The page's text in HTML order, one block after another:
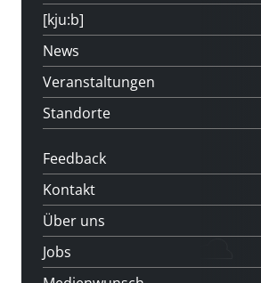
[kju:b]
News
Veranstaltungen
Standorte
Feedback
Kontakt
Über uns
Jobs